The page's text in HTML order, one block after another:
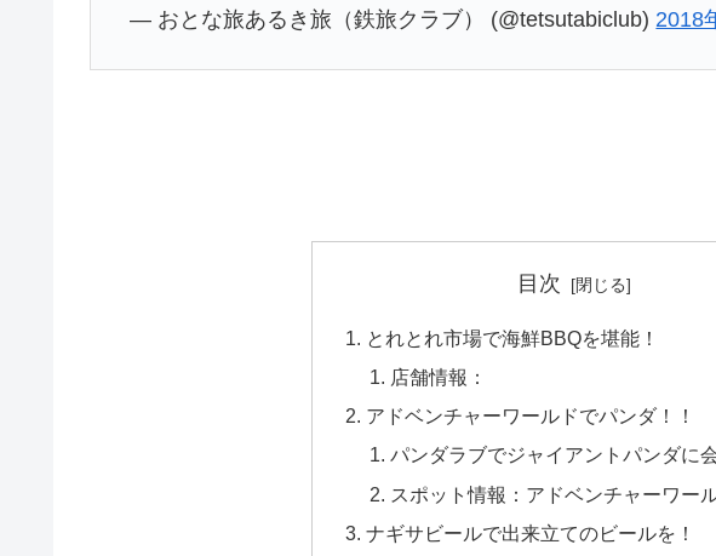
— おとな旅あるき旅（鉄旅クラブ） (@tetsutabiclub) 2018
目次
とれとれ市場で海鮮BBQを堪能！
店舗情報：
アドベンチャーワールドでパンダ！！
パンダラブでジャイアントパンダに
スポット情報：アドベンチャーワー
ナギサビールで出来立てのビールを！